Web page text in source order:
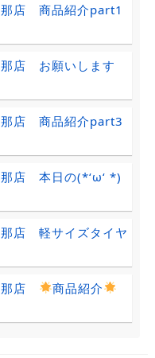
那店 商品紹介part1
那店 お願いします
那店 商品紹介part3
那店 本日の(*‘ω‘ *)
店 軽サイズタイヤ
那店 商品紹介